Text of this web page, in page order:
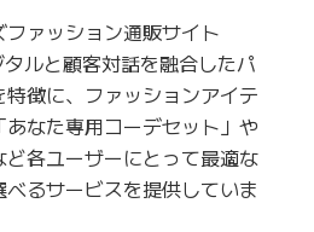
ァッション通販サイト
ルと顧客対話を融合したパ
徴に、ファッションアイテ
なた専用コーデセット」や
ど各ユーザーにとって最適な
るサービスを提供していま